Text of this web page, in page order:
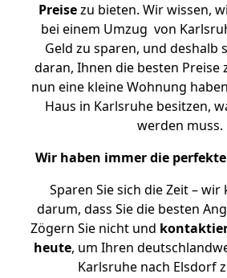
Preisezu bieten. Wir wissen,
bei einem Umzug von
Geld zu sparen, und deshalb
daran, Ihnen die besten Preise
nun eine kleine Wohnung
Haus in Karlsruhe besitzen,
werden muss.
Wir haben immer die
Sparen Sie sich die Zeit –
darum, dass Sie die besten
Zögern Sie nicht und
heute, um Ihren
Karlsruhe nach Elsdorf